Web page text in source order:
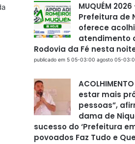
MUQUÉM
Prefeitura de
oferece
atendimento
Rodovia da Fé nesta
publicado em 5 05-03:00 agosto 05-
estar mais
pessoas”,
dama de
sucesso do ‘Prefeitura
povoados Faz Tudo e